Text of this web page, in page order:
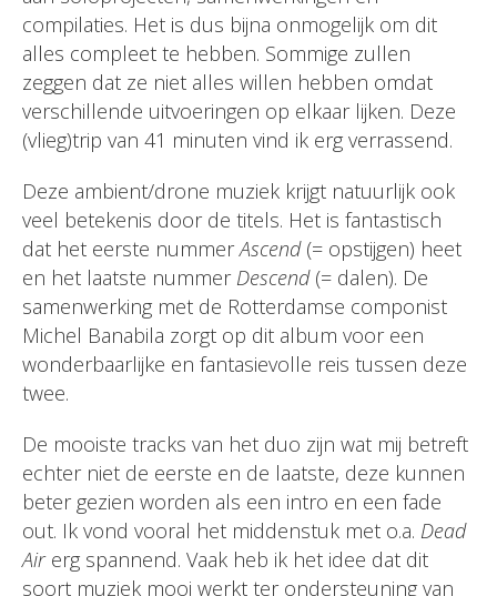
compilaties. Het is dus bijna onmogelijk om dit
alles compleet te hebben. Sommige zullen
zeggen dat ze niet alles willen hebben omdat
verschillende uitvoeringen op elkaar lijken. Deze
(vlieg)trip van 41 minuten vind ik erg verrassend.
Deze ambient/drone muziek krijgt natuurlijk ook
veel betekenis door de titels. Het is fantastisch
dat het eerste nummerAscend(= opstijgen) heet
en het laatste nummer Descend(= dalen). De
samenwerking met de Rotterdamse componist
Michel Banabila zorgt op dit album voor een
wonderbaarlijke en fantasievolle reis tussen deze
twee.
De mooiste tracks van het duo zijn wat mij betreft
echter niet de eerste en de laatste, deze kunnen
beter gezien worden als een intro en een fade
out. Ik vond vooral het middenstuk met o.a. Dead
Airerg spannend. Vaak heb ik het idee dat dit
soort muziek mooi werkt ter ondersteuning van